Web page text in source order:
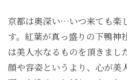
京都は奥深い…いつ来ても楽
す。紅葉が真っ盛りの下鴨神
は美人水なるものを頂きまし
顔や容姿というより、心が